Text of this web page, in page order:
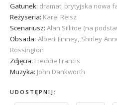
Gatunek: dramat, brytyjska nowa
Reżyseria: Karel Reisz
Scenariusz: Alan Sillitoe (na
Obsada: Albert Finney, Shirley
Rossington
Zdjęcia: Freddie Francis
Muzyka: John Dankworth
UDOSTĘPNIJ: